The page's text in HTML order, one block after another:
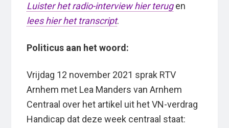
Luister het radio-interview hier terugen
lees hier het transcript.
Politicus aan het woord:
Vrijdag 12 november 2021 sprak RTV
Arnhem met Lea Manders van Arnhem
Centraal over het artikel uit het VN-verdrag
Handicap dat deze week centraal staat: